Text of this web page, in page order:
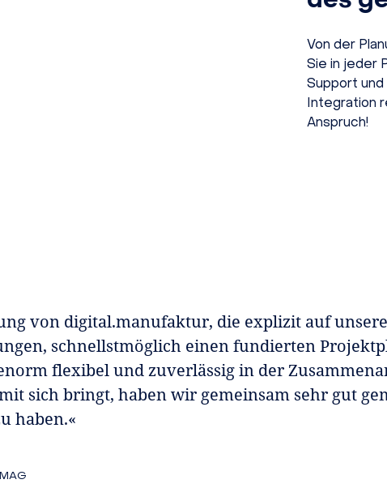
Von der
Sie in jeder
Support
Integration
Anspruch!
von digital.manufaktur, die explizit auf
schnellstmöglich einen fundierten
flexibel und zuverlässig in der
sich bringt, haben wir gemeinsam sehr gut
haben.«